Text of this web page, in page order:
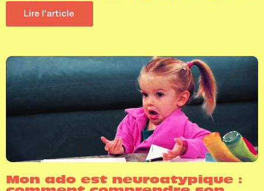
Lire l'article
Mon ado est neuroatypique :